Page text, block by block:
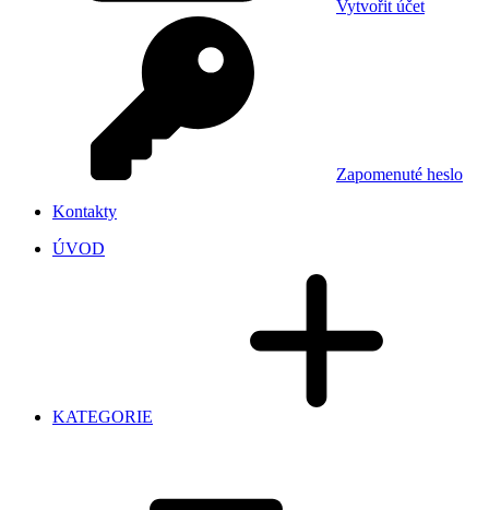
Vytvořit účet
Zapomenuté heslo
Kontakty
ÚVOD
KATEGORIE